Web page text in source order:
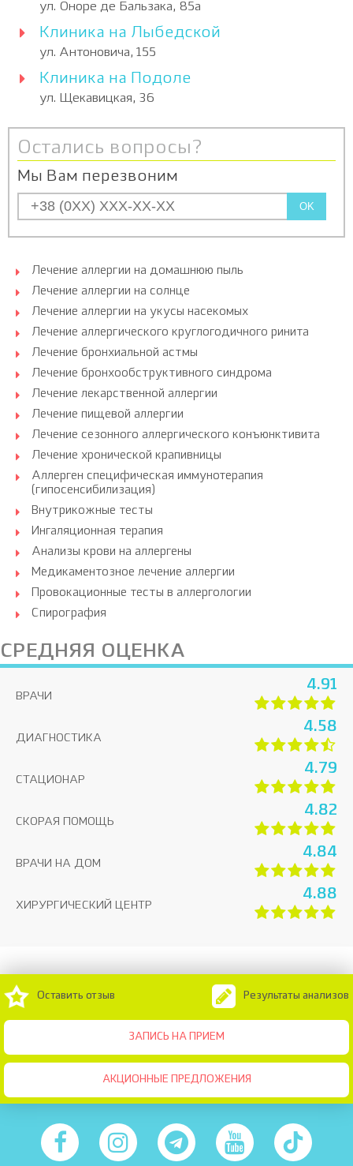
ул. Оноре де Бальзака, 85а
Клиника на Лыбедской
ул. Антоновича, 155
Клиника на Подоле
ул. Щекавицкая, 36
Остались вопросы?
Мы Вам перезвоним
OK
Лечение аллергии на домашнюю пыль
Лечение аллергии на солнце
Лечение аллергии на укусы насекомых
Лечение аллергического круглогодичного ринита
Лечение бронхиальной астмы
Лечение бронхообструктивного синдрома
Лечение лекарственной аллергии
Лечение пищевой аллергии
Лечение сезонного аллергического конъюнктивита
Лечение хронической крапивницы
Аллерген специфическая иммунотерапия
(гипосенсибилизация)
Внутрикожные тесты
Ингаляционная терапия
Анализы крови на аллергены
Медикаментозное лечение аллергии
Провокационные тесты в аллергологии
Спирография
СРЕДНЯЯ ОЦЕНКА
ВРАЧИ
4.91
ДИАГНОСТИКА
4.58
СТАЦИОНАР
4.79
СКОРАЯ ПОМОЩЬ
4.82
ВРАЧИ НА ДОМ
4.84
ХИРУРГИЧЕСКИЙ ЦЕНТР
4.88
ЗАПИСЬ НА ПРИЕМ
Оставить отзыв Результаты анализов
АКЦИОННЫЕ ПРЕДЛОЖЕНИЯ